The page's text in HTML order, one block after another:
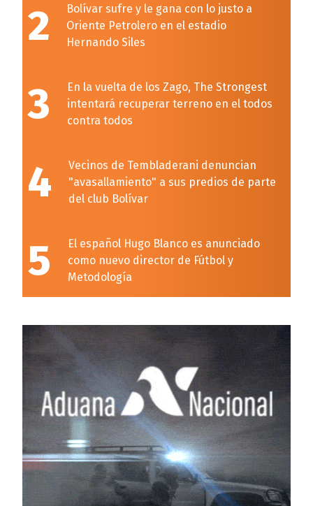
2
Bolívar sufre y le gana con lo justo a
Oriente Petrolero en el estadio
Hernando Siles
3
En la vuelta de los Zago, The Strongest
intentará recuperar terreno en el todos
contra todos
4
Vecinos de Tembladerani denuncian
"avasallamiento" a sus predios de parte
del club Bolívar
5
El español Hugo Blanco es anunciado
como nuevo director de Fútbol y
Metodología